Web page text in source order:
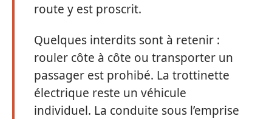
route y est proscrit.
Quelques interdits sont à retenir :
rouler côte à côte ou transporter un
passager est prohibé. La trottinette
électrique reste un véhicule
individuel. La conduite sous l’emprise